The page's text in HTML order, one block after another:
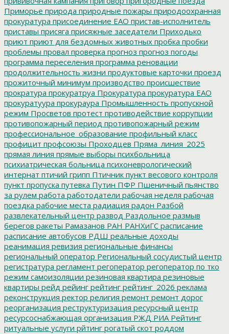
Приморье природа природные пожары природоохранная
прокуратура присоединение ЕАО пристав-исполнитель
приставы присяга присяжные заседатели Приходько
приют приют для бездомных животных пробка пробки
проблемы провал проверка прогноз прогноз погоды
программа переселения программа реновации
продолжительность жизни продуктовые карточки проезд
прожиточный минимум производство происшествие
прократура прокуратруа Прокуратура прокуратура ЕАО
прокуратуура прокураура Промышленность пропускной
режим Просветов протест противодействие коррупции
противопожарный период противопожарный режим
профессиональное_образование профильный класс
профицит профсоюзы Проходцев Пряма_линия_2025
прямая линия прямые выборы психбольница
психиатрическая больница психоневрологический
интернат птичий грипп Птичник пункт весового контроля
пункт пропуска путевка Путин ПФР Пшеничный пьянство
за рулем работа работодатели рабочая неделя рабочая
поездка рабочие места радиация радон Разбой
развлекательный центр развод Раздольное размыв
берегов ракеты Рамазанов РАН РАНХиГС расписание
расписание автобусов РДШ реальные доходы
реанимация ревизия региональные финансы
региональный оператор Региональный сосудистый центр
регистратура регламент регоператор регоператор по тко
режим самоизоляции резиновая квартира резиновые
квартиры рейд рейинг рейтинг рейтинг_2026 реклама
реконструкция ректор религия ремонт ремонт дорог
реорганизация реструктуризация ресурсный центр
ресурсоснабжающая организация РЖД РИА Рейтинг
ритуальные услуги рйтинг рогатый скот роддом